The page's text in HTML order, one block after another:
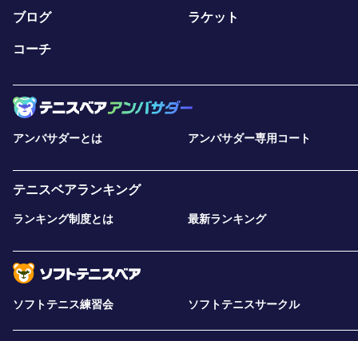
ブログ ラケット
コーチ
アンバサダーとは アンバサダー専用コート
テニスベアランキング
ランキング制度とは 最新ランキング
ソフトテニス練習会 ソフトテニスサークル